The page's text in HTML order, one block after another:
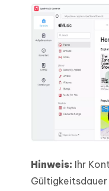
Hinweis: Ihr